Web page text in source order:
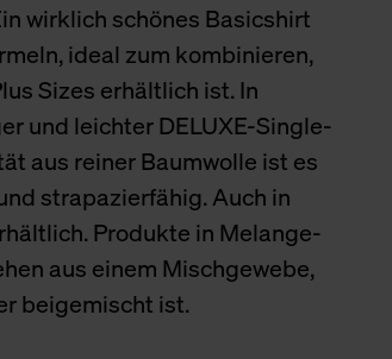
wirklich schönes Basicshirt
ideal zum kombinieren,
Sizes erhältlich ist. In
und leichter DELUXE-Single-
aus reiner Baumwolle ist es
strapazierfähig. Auch in
Produkte in Melange-
aus einem Mischgewebe,
beigemischt ist.